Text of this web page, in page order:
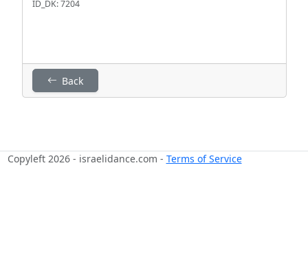
ID_DK: 7204
Back
Copyleft 2026 - israelidance.com - Terms of Service